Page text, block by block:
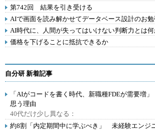
第742回 結果を引き受ける
AIで画面を読み解かせてデータベース設計のお
AI時代に、人間が失ってはいけない判断力とは
価格を下げることに抵抗できるか
自分研 新着記事
「AIがコードを書く時代、新職種FDEが需要増
思う理由
40代だけ少し異なる：
約8割「内定期間中に学ぶべき」 未経験エンジ